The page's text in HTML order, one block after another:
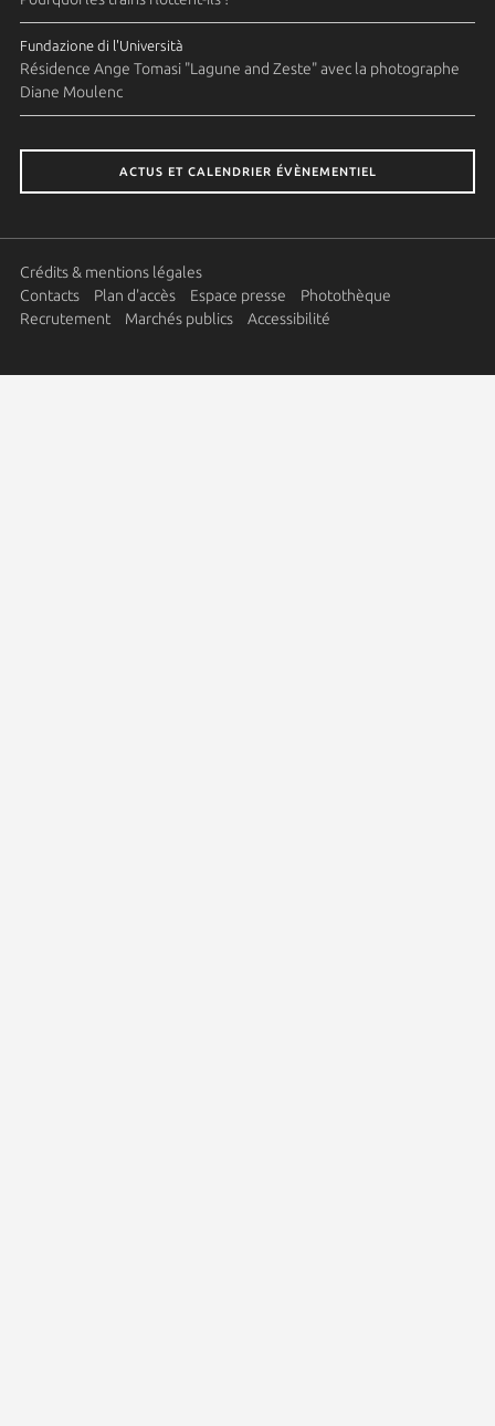
Fundazione di l'Università
Résidence Ange Tomasi "Lagune and Zeste" avec la photographe
Diane Moulenc
ACTUS ET CALENDRIER ÉVÈNEMENTIEL
Crédits & mentions légales
Contacts
Plan d'accès Espace presse
Photothèque
Recrutement
Marchés publics Accessibilité